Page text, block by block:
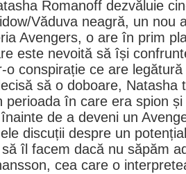
Romanoff dezvăluie
Văduva neagră, un nou
Avengers, o are în prim
este nevoită să își
o conspirație ce are
să o doboare, Natasha
perioada în care era spion
de a deveni un
discuții despre un
îl facem dacă nu săpăm
, cea care o